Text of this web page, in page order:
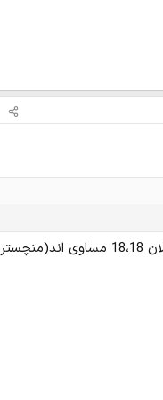
اول از همه از سر الکس فرگوسن خوشم می آد.می دونستین وقتی اومد man utd منچستر 7 قهرمانی داشت لیورپول 18 تا ولی الان 18،18 مساوی اند(منچستر